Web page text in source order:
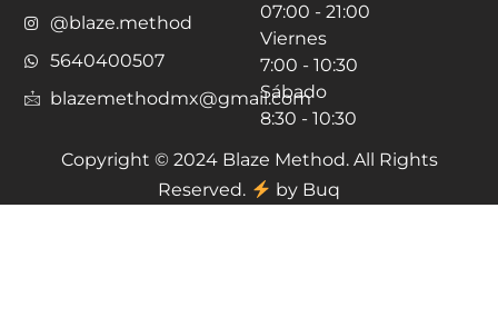
@blaze.method
5640400507
blazemethodmx@gmail.com
07:00 - 21:00
Viernes
7:00 - 10:30
Sábado
8:30 - 10:30
Copyright © 2024 Blaze Method. All Rights
Reserved.
by Buq